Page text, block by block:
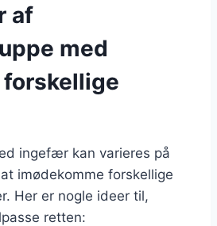
af
med
ingefær kan varieres på
imødekomme forskellige
Her er nogle ideer til,
retten: